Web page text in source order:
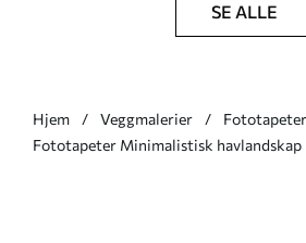
SE ALLE
Hjem Veggmalerier
Fototapeter Minimalistisk